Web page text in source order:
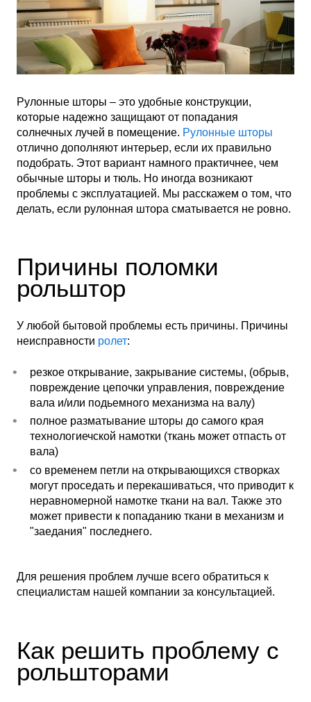
Рулонные шторы – это удобные конструкции,
которые надежно защищают от попадания
солнечных лучей в помещение. Рулонные шторы
отлично дополняют интерьер, если их правильно
подобрать. Этот вариант намного практичнее, чем
обычные шторы и тюль. Но иногда возникают
проблемы с эксплуатацией. Мы расскажем о том, что
делать, если рулонная штора сматывается не ровно.
Причины поломки
рольштор
У любой бытовой проблемы есть причины. Причины
неисправности ролет:
резкое открывание, закрывание системы, (обрыв,
повреждение цепочки управления, повреждение
вала и/или подьемного механизма на валу)
полное разматывание шторы до самого края
технологиечской намотки (ткань может отпасть от
вала)
со временем петли на открывающихся створках
могут проседать и перекашиваться, что приводит к
неравномерной намотке ткани на вал. Также это
может привести к попаданию ткани в механизм и
"заедания" последнего.
Для решения проблем лучше всего обратиться к
специалистам нашей компании за консультацией.
Как решить проблему с
рольшторами